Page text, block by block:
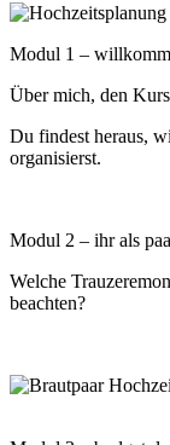
Modul 1 –
Über mich, den
Du findest heraus,
organisierst.
Modul 2 – ihr als
Welche
beachten?